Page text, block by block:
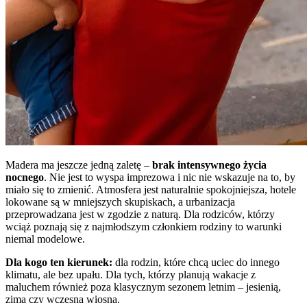
Madera ma jeszcze jedną zaletę – brak intensywnego życia
nocnego. Nie jest to wyspa imprezowa i nic nie wskazuje na to, by
miało się to zmienić. Atmosfera jest naturalnie spokojniejsza, hotele
lokowane są w mniejszych skupiskach, a urbanizacja
przeprowadzana jest w zgodzie z naturą. Dla rodziców, którzy
wciąż poznają się z najmłodszym członkiem rodziny to warunki
niemal modelowe.
Dla kogo ten kierunek: dla rodzin, które chcą uciec do innego
klimatu, ale bez upału. Dla tych, którzy planują wakacje z
maluchem również poza klasycznym sezonem letnim – jesienią,
zimą czy wczesną wiosną.